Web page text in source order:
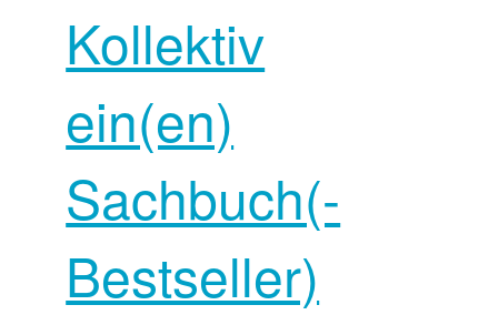
Kollektiv
ein(en)
Sachbuch(-
Bestseller)